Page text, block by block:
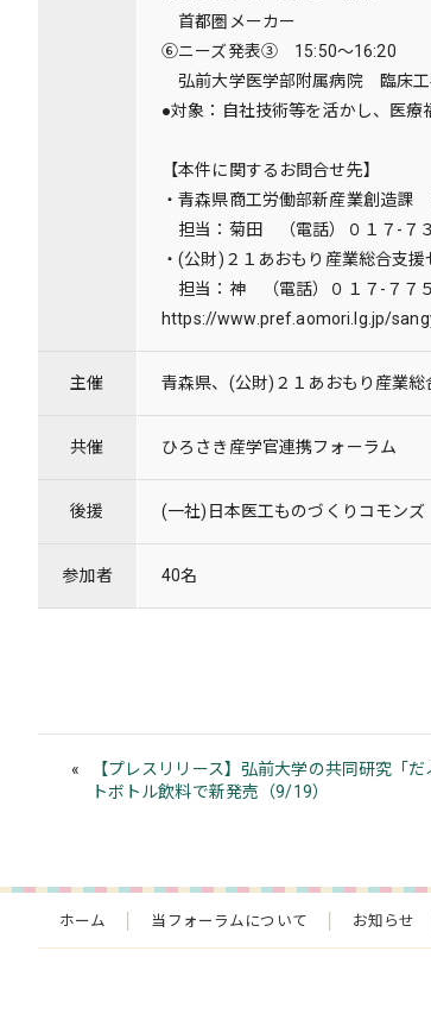
首都圏メーカー
⑥ニーズ発表③ 15:50～16:20
弘前大学医学部附属病院 臨
●対象：自社技術等を活かし、医
【本件に関するお問合せ先】
・青森県商工労働部新産業創造課
担当：菊田 （電話）０１７-７
・(公財)２１あおもり産業総合支
担当：神 （電話）０１７-７７
https://www.pref.aomori.lg.jp/
主催 青森県、(公財)２１あおもり産業総
共催 ひろさき産学官連携フォーラム
後援 (一社)日本医工ものづくりコモンズ
参加者 40名
【プレスリリース】弘前大学の共同研究「
トボトル飲料で新発売（9/19）
ホーム 当フォーラムについて お知らせ